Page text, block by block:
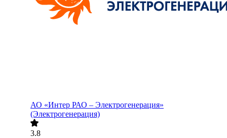
АО «Интер РАО – Электрогенерация»
(Электрогенерация)
3.8